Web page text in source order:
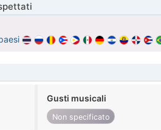
Gusti musicali
Non specificato